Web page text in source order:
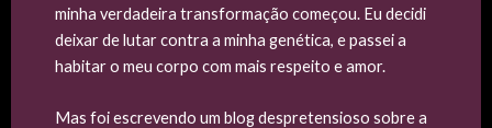
minha verdadeira transformação começou. Eu decidi
deixar de lutar contra a minha genética, e passei a
habitar o meu corpo com mais respeito e amor.
Mas foi escrevendo um blog despretensioso sobre a